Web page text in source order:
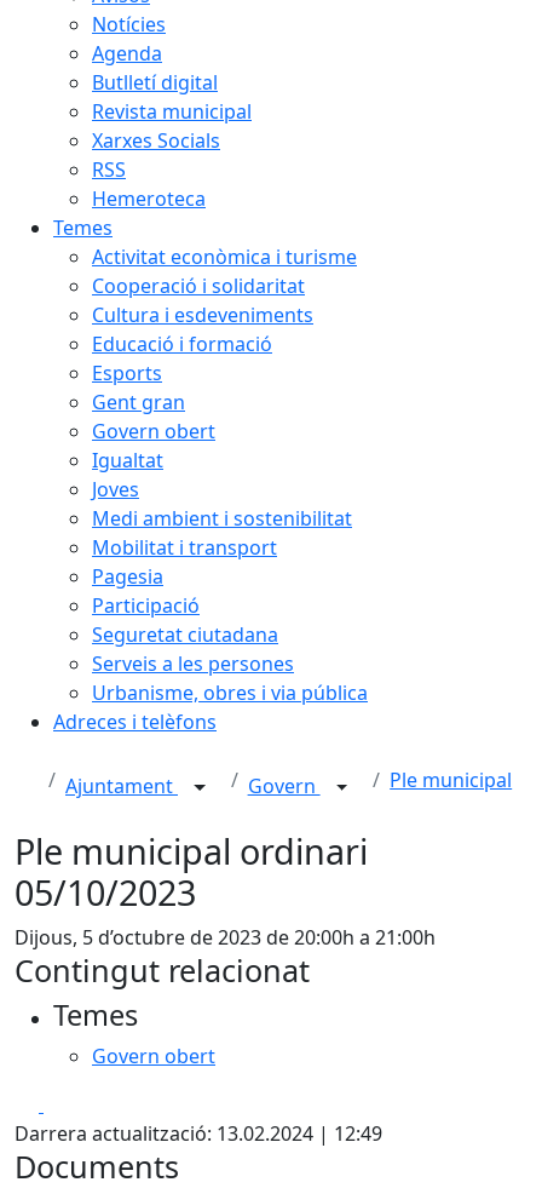
Notícies
Agenda
Butlletí digital
Revista municipal
Xarxes Socials
RSS
Hemeroteca
Temes
Activitat econòmica i turisme
Cooperació i solidaritat
Cultura i esdeveniments
Educació i formació
Esports
Gent gran
Govern obert
Igualtat
Joves
Medi ambient i sostenibilitat
Mobilitat i transport
Pagesia
Participació
Seguretat ciutadana
Serveis a les persones
Urbanisme, obres i via pública
Adreces i telèfons
Ajuntament Govern Ple municipal
Ple municipal ordinari
05/10/2023
Dijous, 5 d’octubre de 2023 de 20:00h a 21:00h
Contingut relacionat
Temes
Govern obert
Darrera actualització: 13.02.2024 | 12:49
Documents